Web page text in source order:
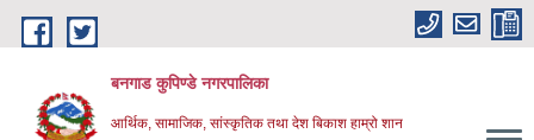
Skip to main content
बनगाड कुपिण्डे नगरपालिका
आर्थिक, सामाजिक, सांस्कृतिक तथा देश बिकाश हाम्रो शान